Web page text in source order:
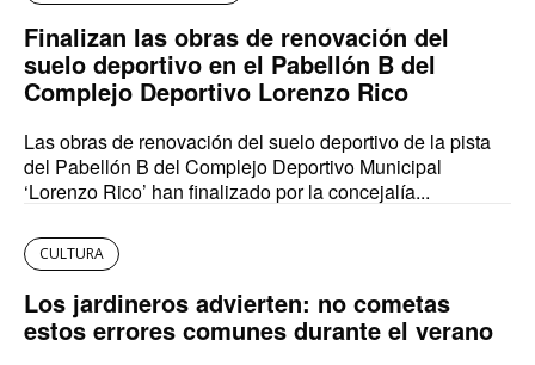
Finalizan las obras de renovación del
suelo deportivo en el Pabellón B del
Complejo Deportivo Lorenzo Rico
Las obras de renovación del suelo deportivo de la pista
del Pabellón B del Complejo Deportivo Municipal
‘Lorenzo Rico’ han finalizado por la concejalía...
CULTURA
Los jardineros advierten: no cometas
estos errores comunes durante el verano